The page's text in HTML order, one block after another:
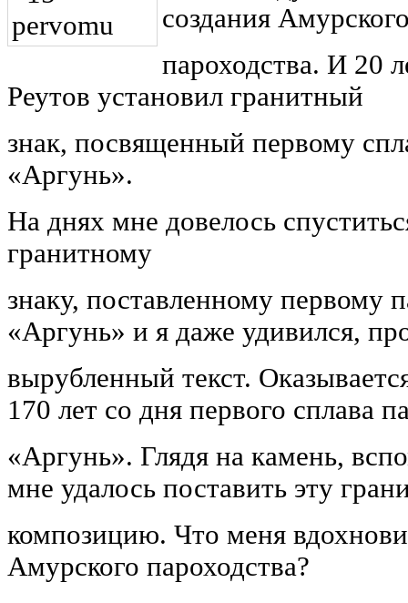
создания
пароходства. И 20
Реутов установил гранитный
знак, посвященный первому
«Аргунь».
На днях мне довелось
гранитному
знаку, поставленному первому
«Аргунь» и я даже удивился,
вырубленный текст.
170 лет со дня первого сплава
«Аргунь». Глядя на камень,
мне удалось поставить эту
композицию. Что меня
Амурского пароходства?